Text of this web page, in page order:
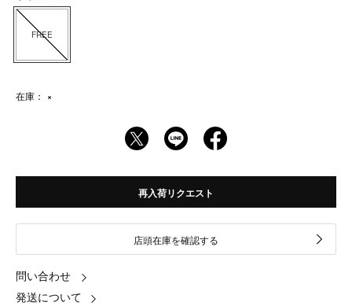
FREE
在庫： ×
再入荷リクエスト
店頭在庫を確認する
問い合わせ
発送について